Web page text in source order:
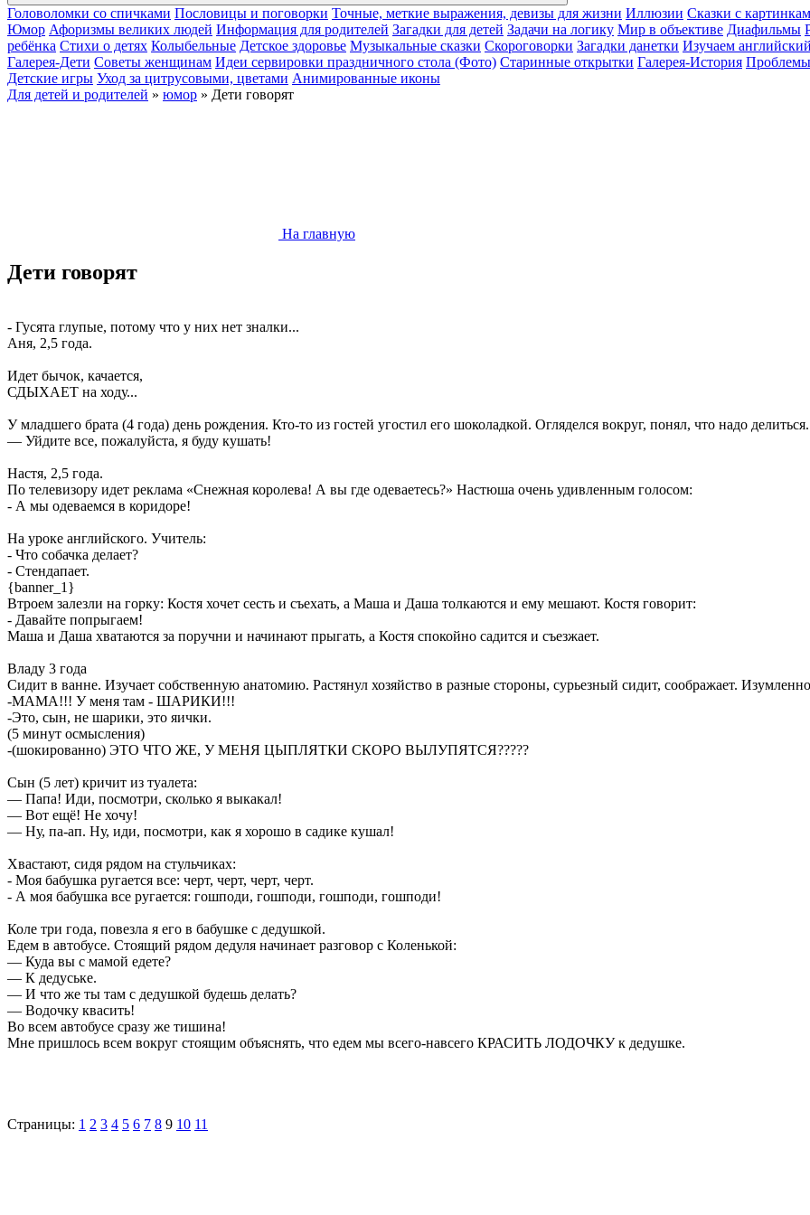
Головоломки со спичками Пословицы и поговорки Точные, меткие выражения, девизы для жизни Иллюзии Сказки с
Юмор Афоризмы великих людей Информация для родителей Загадки для детей Задачи на логику Мир в объективе Диафильмы
ребёнка Cтихи о детях Колыбельные Детское здоровье Музыкальные сказки Скороговорки Загадки данетки Изучаем
Галерея-Дети Cоветы женщинам Идеи сервировки праздничного стола (Фото) Старинные открытки Галерея-История Проблемы
Детские игры Уход за цитрусовыми, цветами Анимированные иконы
Для детей и родителей » юмор » Дети говорят
На главную
Дети говорят
- Гусята глупые, потому что у них нет зналки...
Аня, 2,5 года.
Идет бычок, качается,
СДЫХАЕТ на ходу...
У младшего брата (4 года) день рождения. Кто-то из гостей угостил его шоколадкой. Огляделся вокруг, понял, что надо
— Уйдите все, пожалуйста, я буду кушать!
Настя, 2,5 года.
По телевизору идет реклама «Снежная королева! А вы где одеваетесь?» Настюша очень удивленным голосом:
- А мы одеваемся в коридоре!
На уроке английского. Учитель:
- Что собачка делает?
- Cтендапает.
{banner_1}
Втроем залезли на горку: Костя хочет сесть и съехать, а Маша и Даша толкаются и ему мешают. Костя говорит:
- Давайте попрыгаем!
Маша и Даша хватаются за поручни и начинают прыгать, а Костя спокойно садится и съезжает.
Владу 3 года
Сидит в ванне. Изучает собственную анатомию. Растянул хозяйство в разные стороны, сурьезный сидит, соображает.
-МАМА!!! У меня там - ШАРИКИ!!!
-Это, сын, не шарики, это яички.
(5 минут осмысления)
-(шокированно) ЭТО ЧТО ЖЕ, У МЕНЯ ЦЫПЛЯТКИ СКОРО ВЫЛУПЯТСЯ?????
Сын (5 лет) кричит из туалета:
— Папа! Иди, посмотри, сколько я выкакал!
— Вот ещё! Не хочу!
— Ну, па-ап. Ну, иди, посмотри, как я хорошо в садике кушал!
Хвастают, сидя рядом на стульчиках:
- Моя бабушка ругается все: черт, черт, черт, черт.
- А моя бабушка все ругается: гошподи, гошподи, гошподи, гошподи!
Коле три года, повезла я его в бабушке с дедушкой.
Едем в автобусе. Стоящий рядом дедуля начинает разговор с Коленькой:
— Куда вы с мамой едете?
— К дедуське.
— И что же ты там с дедушкой будешь делать?
— Водочку квасить!
Во всем автобусе сразу же тишина!
Мне пришлось всем вокруг стоящим объяснять, что едем мы всего-навсего КРАСИТЬ ЛОДОЧКУ к дедушке.
Страницы: 1 2 3 4 5 6 7 8 9 10 11